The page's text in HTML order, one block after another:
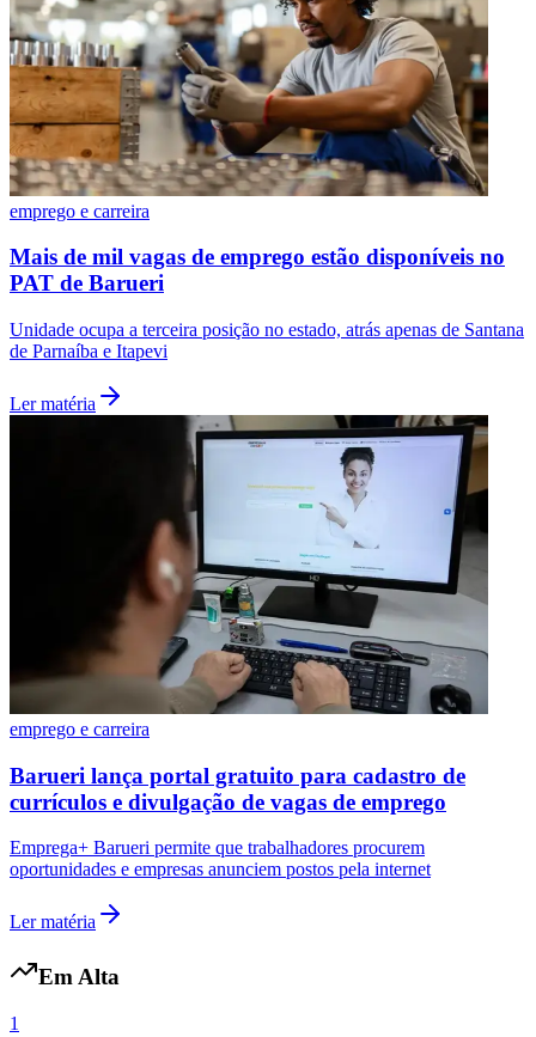
emprego e carreira
Mais de mil vagas de emprego estão disponíveis no
PAT de Barueri
Unidade ocupa a terceira posição no estado, atrás apenas de Santana
de Parnaíba e Itapevi
Ler matéria
emprego e carreira
Barueri lança portal gratuito para cadastro de
currículos e divulgação de vagas de emprego
Emprega+ Barueri permite que trabalhadores procurem
oportunidades e empresas anunciem postos pela internet
Ler matéria
Em Alta
1